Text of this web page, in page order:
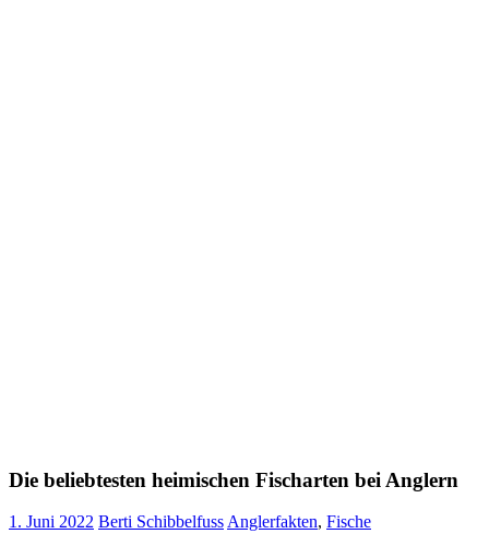
Die beliebtesten heimischen Fischarten bei Anglern
1. Juni 2022 Berti SchibbelfussAnglerfakten, Fische